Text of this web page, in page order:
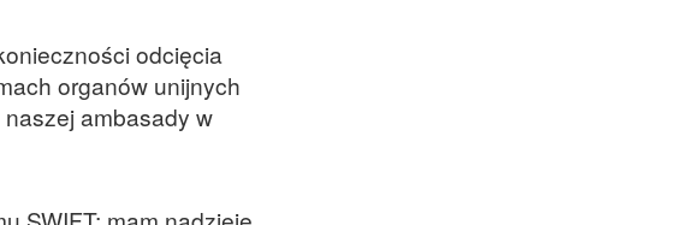
odcięcia
organów unijnych
naszej ambasady w